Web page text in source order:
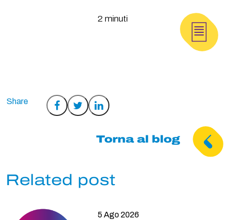
2 minuti
Condividi
CondividiCondividi
Torna al blog
Related post
5 Ago 2026